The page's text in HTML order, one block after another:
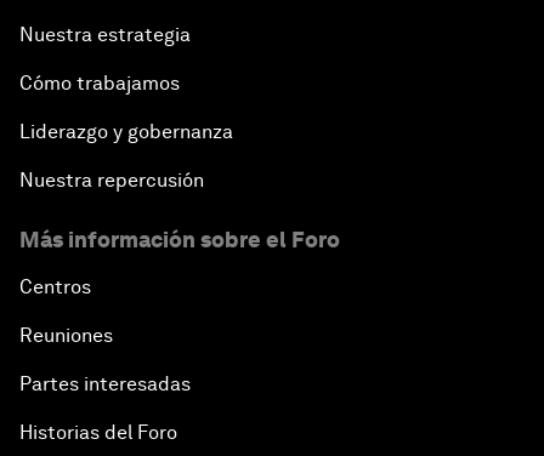
Nuestra estrategia
Cómo trabajamos
Liderazgo y gobernanza
Nuestra repercusión
Más información sobre el Foro
Centros
Reuniones
Partes interesadas
Historias del Foro